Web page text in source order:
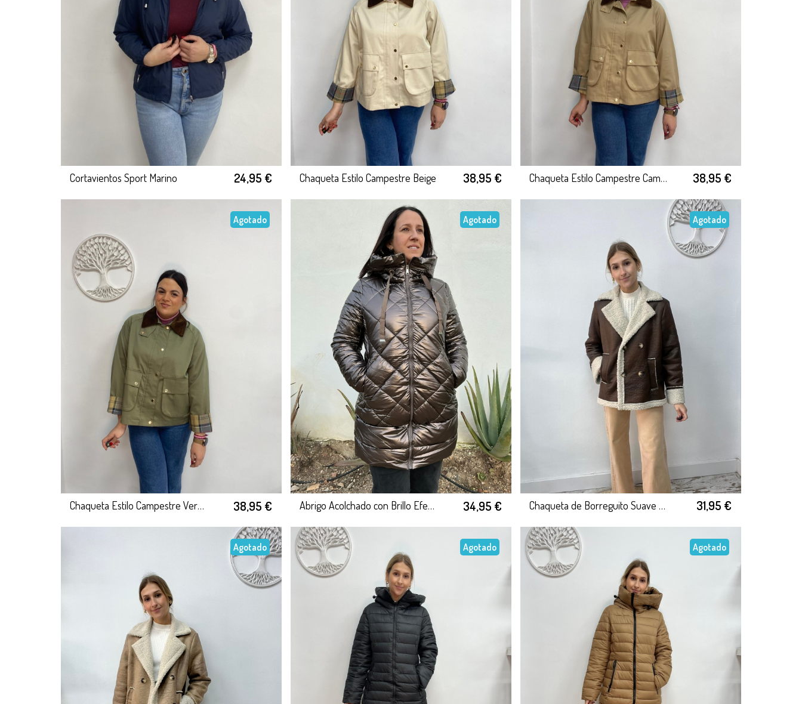
Cortavientos Sport Marino 24,95 € Chaqueta Estilo Campestre Beige 38,95 € Chaqueta Estilo Campestre Camel 38,95 €
Agotado
Chaqueta Estilo Campestre Verde Oliva 38,95 €
Agotado
Abrigo Acolchado con Brillo Efecto Metalizado 34,95 €
Agotado
Chaqueta de Borreguito Suave Marrón 31,95 €
Agotado Agotado Agotado